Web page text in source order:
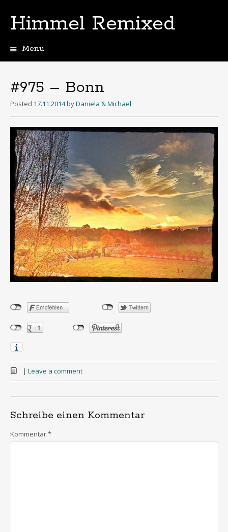
Himmel Remixed
Menu
#975 – Bonn
Posted 17.11.2014 byDaniela & Michael
| Leave a comment
Schreibe einen Kommentar
Kommentar*